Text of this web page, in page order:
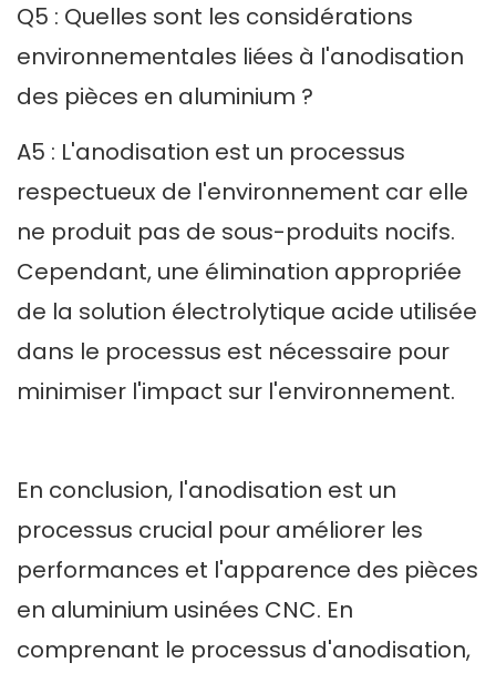
Q5 : Quelles sont les considérations
environnementales liées à l'anodisation
des pièces en aluminium ?
A5 : L'anodisation est un processus
respectueux de l'environnement car elle
ne produit pas de sous-produits nocifs.
Cependant, une élimination appropriée
de la solution électrolytique acide utilisée
dans le processus est nécessaire pour
minimiser l'impact sur l'environnement.
En conclusion, l'anodisation est un
processus crucial pour améliorer les
performances et l'apparence des pièces
en aluminium usinées CNC. En
comprenant le processus d'anodisation,